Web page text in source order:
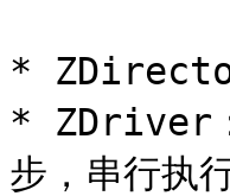
* ZDirector
* ZDriver：
步，串行执行